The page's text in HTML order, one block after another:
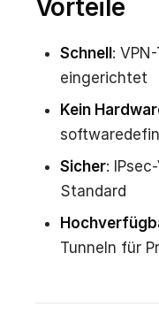
Vorteile
Schnell:
eingerichtet
Kein
Sicher:
Standard
Tunneln für